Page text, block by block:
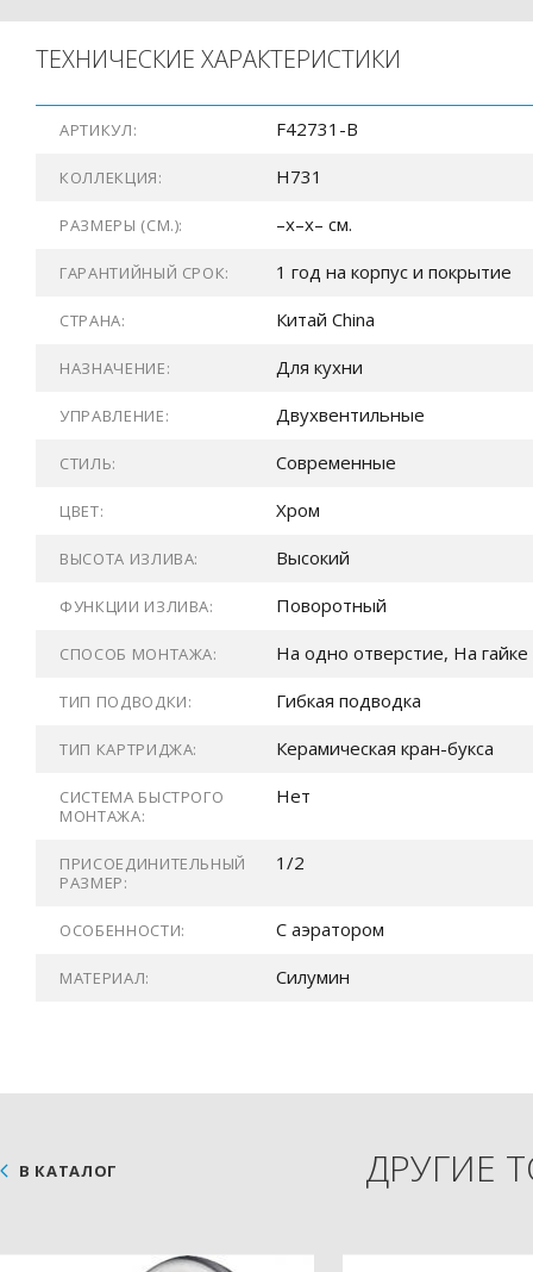
ТЕХНИЧЕСКИЕ ХАРАКТЕРИСТИКИ
АРТИКУЛ: F42731-B
КОЛЛЕКЦИЯ: H731
РАЗМЕРЫ (СМ.): –x–x– см.
ГАРАНТИЙНЫЙ СРОК: 1 год на корпус и покрытие
СТРАНА: Китай China
НАЗНАЧЕНИЕ: Для кухни
УПРАВЛЕНИЕ: Двухвентильные
СТИЛЬ: Современные
ЦВЕТ: Хром
ВЫСОТА ИЗЛИВА: Высокий
ФУНКЦИИ ИЗЛИВА: Поворотный
СПОСОБ МОНТАЖА: На одно отверстие, На гайке
ТИП ПОДВОДКИ: Гибкая подводка
ТИП КАРТРИДЖА: Керамическая кран-букса
СИСТЕМА БЫСТРОГО
МОНТАЖА:
Нет
ПРИСОЕДИНИТЕЛЬНЫЙ
РАЗМЕР:
1/2
ОСОБЕННОСТИ: С аэратором
МАТЕРИАЛ: Силумин
ДРУГИЕ
В КАТАЛОГ